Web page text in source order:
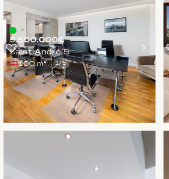
5.500.000€
Saint-André 5
100 m² 1/5